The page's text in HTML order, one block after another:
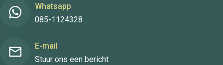
Whatsapp
085-1124328
E-mail
Stuur ons een bericht